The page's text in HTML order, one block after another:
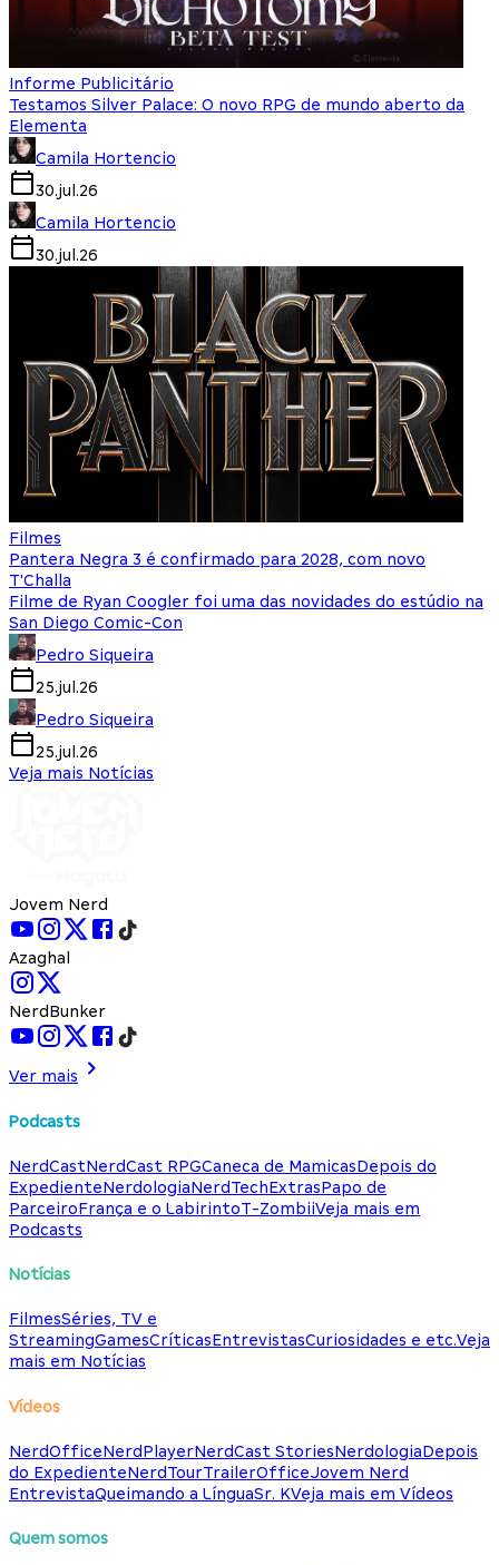
Informe Publicitário
Testamos Silver Palace: O novo RPG de mundo aberto da
Elementa
Camila Hortencio
30.jul.26
Camila Hortencio
30.jul.26
Filmes
Pantera Negra 3 é confirmado para 2028, com novo
T'Challa
Filme de Ryan Coogler foi uma das novidades do estúdio na
San Diego Comic-Con
Pedro Siqueira
25.jul.26
Pedro Siqueira
25.jul.26
Veja mais Notícias
Jovem Nerd
Azaghal
NerdBunker
Ver mais
Podcasts
NerdCastNerdCast RPGCaneca de MamicasDepois do
ExpedienteNerdologiaNerdTechExtrasPapo de
ParceiroFrança e o LabirintoT-ZombiiVeja mais em
Podcasts
Notícias
FilmesSéries, TV e
StreamingGamesCríticasEntrevistasCuriosidades e etc.Veja
mais em Notícias
Vídeos
NerdOfficeNerdPlayerNerdCast StoriesNerdologiaDepois
do ExpedienteNerdTourTrailerOfficeJovem Nerd
EntrevistaQueimando a LínguaSr. KVeja mais em Vídeos
Quem somos